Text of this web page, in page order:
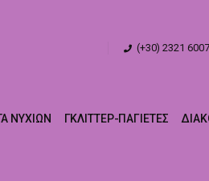
(+30) 2321
ΝΥΧΙΏΝ ΓΚΛΊΤΤΕΡ-ΠΑΓΙΈΤΕΣ